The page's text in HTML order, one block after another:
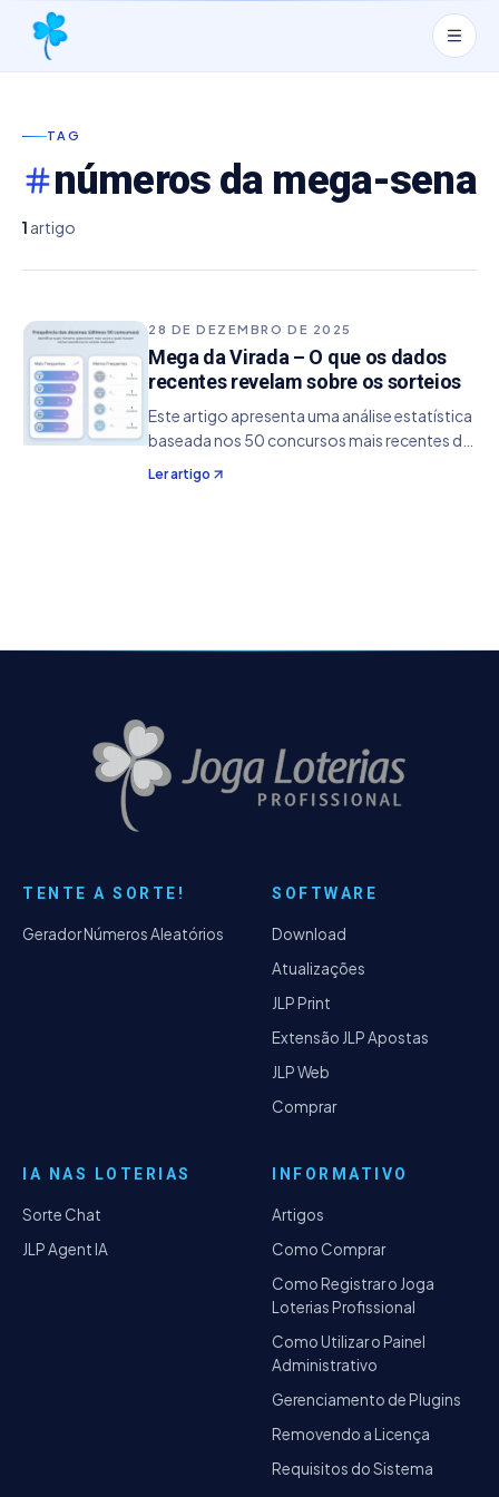
TAG
números da mega-sena
1 artigo
28 DE DEZEMBRO DE 2025
Mega da Virada – O que os dados
recentes revelam sobre os sorteios
Este artigo apresenta uma análise estatística
baseada nos 50 concursos mais recentes da
Mega-Sena, considerando o intervalo que vai
do concurso 2905 até o concurso 2954. O
Ler artigo
TENTE A SORTE!
Gerador Números Aleatórios
SOFTWARE
Download
Atualizações
JLP Print
Extensão JLP Apostas
JLP Web
Comprar
IA NAS LOTERIAS
Sorte Chat
JLP Agent IA
INFORMATIVO
Artigos
Como Comprar
Como Registrar o Joga
Loterias Profissional
Como Utilizar o Painel
Administrativo
Gerenciamento de Plugins
Removendo a Licença
Requisitos do Sistema